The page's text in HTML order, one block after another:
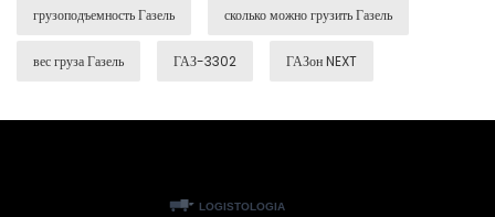
грузоподъемность Газель сколько можно грузить Газель
вес груза Газель ГАЗ-3302 ГАЗон NEXT